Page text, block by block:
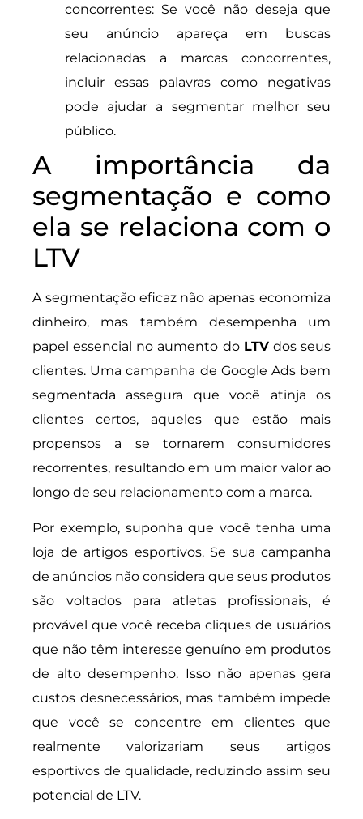
concorrentes: Se você não deseja que
seu anúncio apareça em buscas
relacionadas a marcas concorrentes,
incluir essas palavras como negativas
pode ajudar a segmentar melhor seu
público.
A importância da
segmentação e como
ela se relaciona com o
LTV
A segmentação eficaz não apenas economiza
dinheiro, mas também desempenha um
papel essencial no aumento do LTVdos seus
clientes. Uma campanha de Google Ads bem
segmentada assegura que você atinja os
clientes certos, aqueles que estão mais
propensos a se tornarem consumidores
recorrentes, resultando em um maior valor ao
longo de seu relacionamento com a marca.
Por exemplo, suponha que você tenha uma
loja de artigos esportivos. Se sua campanha
de anúncios não considera que seus produtos
são voltados para atletas profissionais, é
provável que você receba cliques de usuários
que não têm interesse genuíno em produtos
de alto desempenho. Isso não apenas gera
custos desnecessários, mas também impede
que você se concentre em clientes que
realmente valorizariam seus artigos
esportivos de qualidade, reduzindo assim seu
potencial de LTV.